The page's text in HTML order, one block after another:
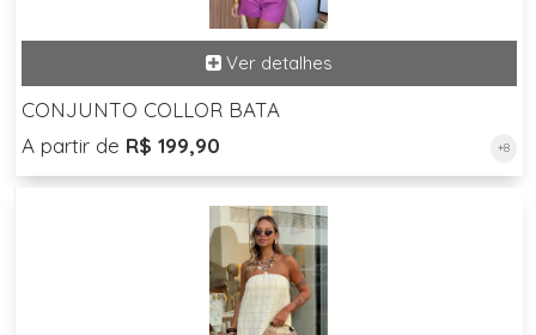
CONJUNTO COLLOR BATA
A partir de R$ 199,90 +8